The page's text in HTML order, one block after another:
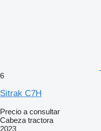
6
Sitrak C7H
Precio a consultar
Cabeza tractora
2023